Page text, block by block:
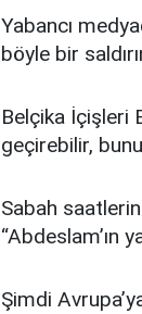
Yabancı
böyle bir
Belçika İçişleri
geçirebilir,
Sabah
“Abdeslam’ın
Şimdi